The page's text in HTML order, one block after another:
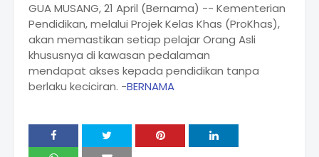
GUA MUSANG, 21 April (Bernama) -- Kementerian
Pendidikan, melalui Projek Kelas Khas (ProKhas),
akan memastikan setiap pelajar Orang Asli
khususnya di kawasan pedalaman
mendapat akses kepada pendidikan tanpa
berlaku keciciran. -BERNAMA